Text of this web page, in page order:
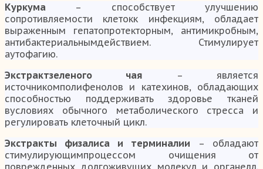
Куркума – способствует улучшению
сопротивляемости клетокк инфекциям, обладает
выраженным гепатопротекторным, антимикробным,
антибактериальнымдействием. Стимулирует
аутофагию.
Экстрактзеленого чая – является
источникомполифенолов и катехинов, обладающих
способностью поддерживать здоровье тканей
вусловиях обычного метаболического стресса и
регулировать клеточный цикл.
Экстракты физалиса и терминалии – обладают
стимулирующимпроцессом очищения от
поврежденных долгоживущих молекул и органелл.